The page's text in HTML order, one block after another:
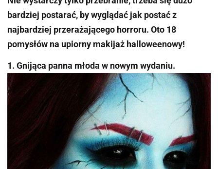
bardziej postarać, by wyglądać jak postać z
najbardziej przerażającego horroru. Oto 18
pomysłów na upiorny makijaż halloweenowy!
1. Gnijąca panna młoda w nowym wydaniu.